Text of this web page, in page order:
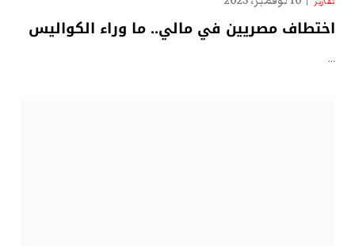
اختطاف مصريين في مالي.. ما وراء الكواليس
…